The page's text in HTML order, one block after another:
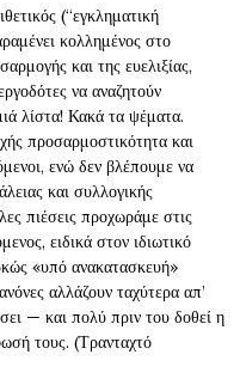
(“εγκληματική
κολλημένος στο
και της ευελιξίας,
να αναζητούν
λίστα! Κακά τα ψέματα.
προσαρμοστικότητα και
ενώ δεν βλέπουμε να
και συλλογικής
πιέσεις προχωράμε στις
ειδικά στον ιδιωτικό
«υπό ανακατασκευή»
αλλάζουν ταχύτερα απ’
— και πολύ πριν του δοθεί η
τους. (Τρανταχτό